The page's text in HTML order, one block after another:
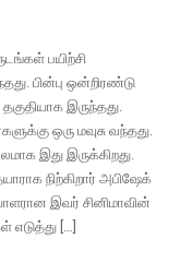
பயிற்சி
பின்பு ஒன்றிரண்டு
இருந்தது.
ஒரு மவுசு வந்தது.
இது இருக்கிறது.
நிற்கிறார் அபிஷேக்
இவர் சினிமாவின்
எடுத்து […]